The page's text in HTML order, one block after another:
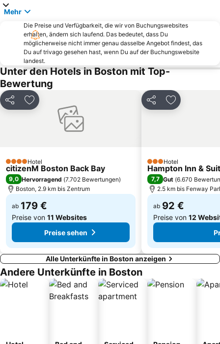
Brighton
Neu England Aquarium
Boston Harborfest
Harborwalk - Downtown Tour Saint Anthony's Feast
Bunker Hill Monument
Allston
Museum of Fine Arts
Hidden Gardens of Beacon Hill Tour
Fenway Kenmore
Castle Island und Fort Independence
Hanscom Field
Mehr
Die Preise und Verfügbarkeit, die wir von Buchungswebsites
erhalten, ändern sich laufend. Das bedeutet, dass Du
möglicherweise nicht immer genau dasselbe Angebot findest, das
Du auf trivago gesehen hast, wenn Du auf der Buchungswebsite
landest.
Unter den Hotels in Boston mit Top-
Bewertung
Teilen Zu Favoriten hinzufügen
4 SterneHotel
citizenM Boston Back Bay
9,0 Hervorragend (7.702 Bewertungen)
Boston, 2.9 km bis Zentrum
ab 179 €
Preise von 11 Websites
Preise sehen
Teilen Zu Favoriten
3 Sterne
Hotel
Hampton Inn &
7,7 Gut (6.670
2.5 km bis Fenway
ab 92 €
Preise von 12
Alle Unterkünfte in Boston anzeigen
Andere Unterkünfte in Boston